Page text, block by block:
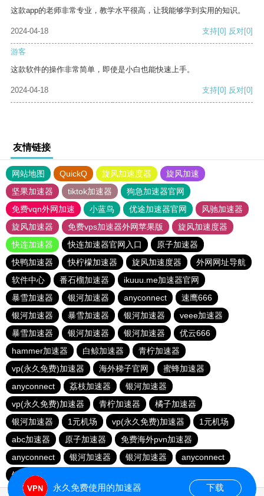
这款app的老师非常专业，教学水平很高，让我能够学到实用的知识。
2024-04-18 支持[0] 反对[0]
游客
这款软件的操作非常简单，即使是小白也能快速上手。
2024-04-18 支持[0] 反对[0]
友情链接
网站地图 QuickQ 旋风加速度器
旋风加速
坚果加速器
tiktok加速器
狗急加速器官网
免费vqn外网加速
小蓝鸟 优途加速器官网
风驰加速器
旋风加速器
免费vps加速器外网苹果版
旋风加速度器
快连加速器
快连加速器官网入口
原子加速器
快鸭加速器
快柠檬加速器 旋风加速度器
外网网址导航
软件中心
番石榴加速器
ikuuu.me加速器官网
暴雪加速器
银河加速器 anyconnect
速鹰666
银河加速器
暴雪加速器 银河加速器
veee加速器
暴雪加速器
银河加速器 银河加速器
优云666
hammer加速器
白鲸加速器
青柠加速器
vp(永久免费)加速器
海外梯子官网
蜜蜂加速器
anyconnect
荔枝加速器
银河加速器
vp(永久免费)加速器
青柠加速器
橘子加速器
银河加速器
1元机场 vp(永久免费)加速器
1元机场
abc加速器
原子加速器
免费海外pvn加速器
anyconnect
银河加速器 银河加速器
anyconnect
银河加速器
永久免费使用的加速器 下载